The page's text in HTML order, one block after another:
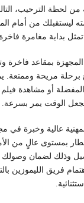
من لحظة الترحيب،
ليستقبلك من أمام
بداية مغامرة
بمقاعد فاخرة
برحلة مريحة وممتعة.
المفضلة أو مشاهدة
يجعل الوقت يمر بسرعة.
عالية وخبرة في
بمستوى عالٍ من
وذلك لضمان
فريق الليموزين